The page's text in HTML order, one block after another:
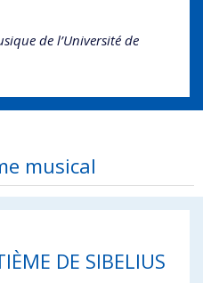
de l’Université de
musical
DE SIBELIUS